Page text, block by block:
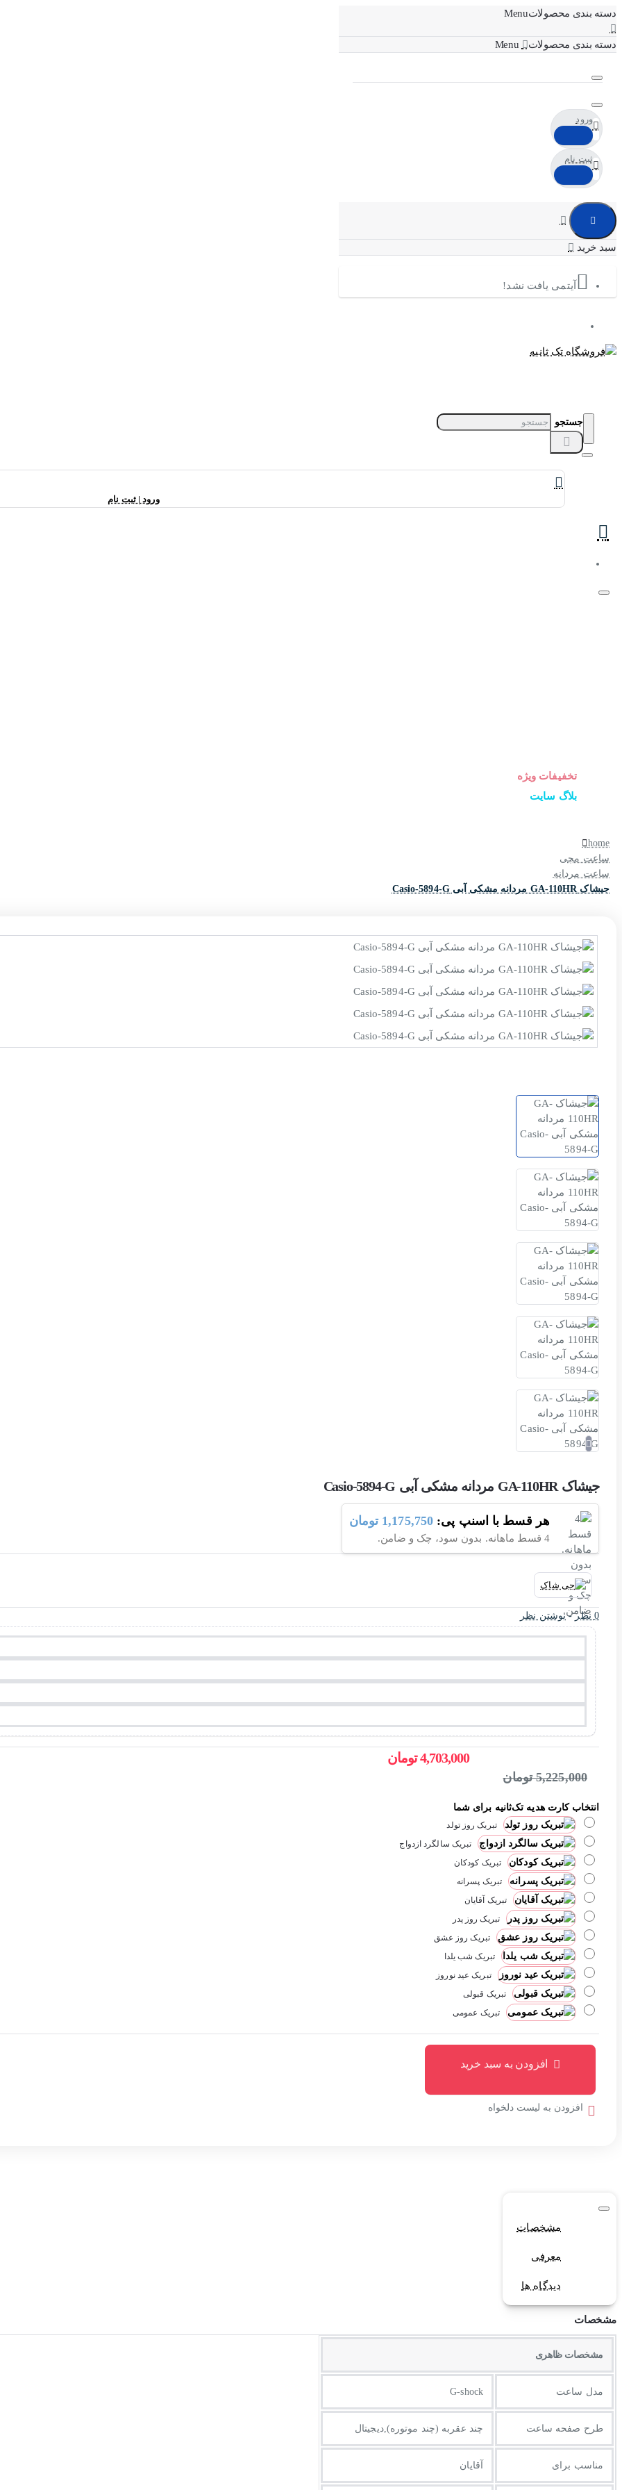
دسته بندی محصولات
دسته بندی محصولات
ورود
ثبت نام
آیتمی یافت نشد!
جستجو
ورود | ثبت نام
تخفیفات ویژه
بلاگ سایت
home
ساعت مچی
ساعت مردانه
جیشاک GA-110HR مردانه مشکی آبی Casio-5894-G
جیشاک GA-110HR مردانه مشکی آبی Casio-5894-G
هر قسط با اسنپ پی: 1,175,750 تومان
4 قسط ماهانه. بدون سود، چک و ضامن.
0 نظر - نوشتن نظر
4,703,000 تومان
5,225,000 تومان
انتخاب کارت هدیه تک‌ثانیه برای شما
تبریک روز تولد
تبریک سالگرد ازدواج
تبریک کودکان
تبریک پسرانه
تبریک آقایان
تبریک روز پدر
تبریک روز عشق
تبریک شب یلدا
تبریک عید نوروز
تبریک قبولی
تبریک عمومی
افزودن به سبد خرید
افزودن به لیست دلخواه
مشخصات
معرفی
دیدگاه ها
مشخصات
مشخصات ظاهری
مدل ساعت G-shock
طرح صفحه ساعت چند عقربه (چند موتوره),دیجیتال
مناسب برای آقایان